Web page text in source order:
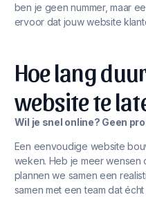
ben je geen nummer, maar
ervoor dat jouw website
Hoe lang
website te
Wil je snel online? Geen
Een eenvoudige website
weken. Heb je meer wensen
plannen we samen een
samen met een team dat écht